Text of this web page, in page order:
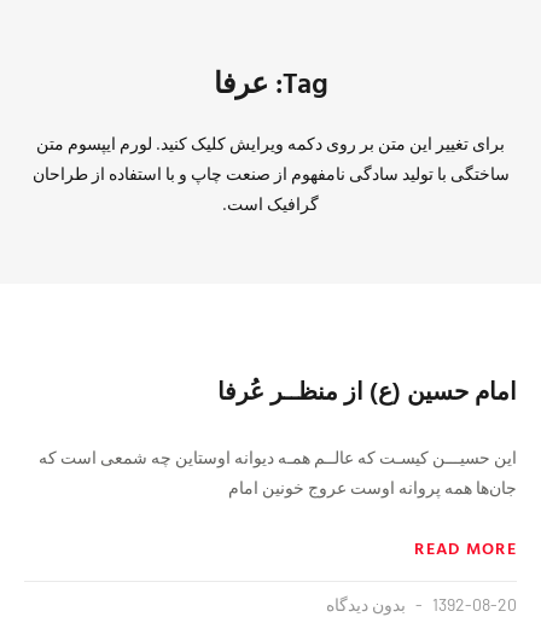
Tag: عرفا
برای تغییر این متن بر روی دکمه ویرایش کلیک کنید. لورم ایپسوم متن
ساختگی با تولید سادگی نامفهوم از صنعت چاپ و با استفاده از طراحان
گرافیک است.
امام حسین (ع) از منظــر عُرفا
این حسیـــن کیسـت که عالــم همـه دیوانه اوستاین چه شمعی است که
جان‌ها همه پروانه اوست عروج خونین امام
READ MORE
1392-08-20 بدون دیدگاه